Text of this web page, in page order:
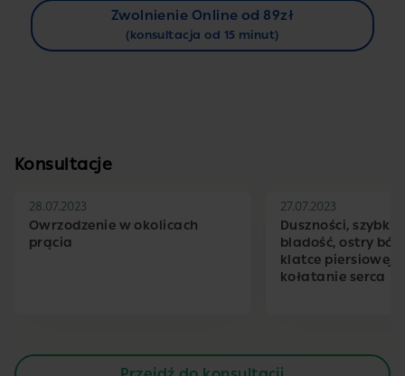
Zwolnienie Online od 89zł
(konsultacja od 15 minut)
Konsultacje
28.07.2023
Owrzodzenie w okolicach
prącia
27.07.2023
Duszności,
bladość, ostry ból
klatce piersiowej,
kołatanie serca